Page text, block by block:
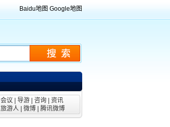
Baidu地图 Google地图
会议 导游 咨询
资讯
旅游人
微博 腾讯微博